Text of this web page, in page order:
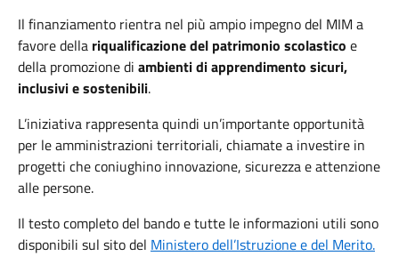
Il finanziamento rientra nel più ampio impegno del MIM a
favore della riqualificazione del patrimonio scolastico e
della promozione di ambienti di apprendimento sicuri,
inclusivi e sostenibili.
L’iniziativa rappresenta quindi un’importante opportunità
per le amministrazioni territoriali, chiamate a investire in
progetti che coniughino innovazione, sicurezza e attenzione
alle persone.
Il testo completo del bando e tutte le informazioni utili sono
disponibili sul sito del Ministero dell’Istruzione e del Merito.